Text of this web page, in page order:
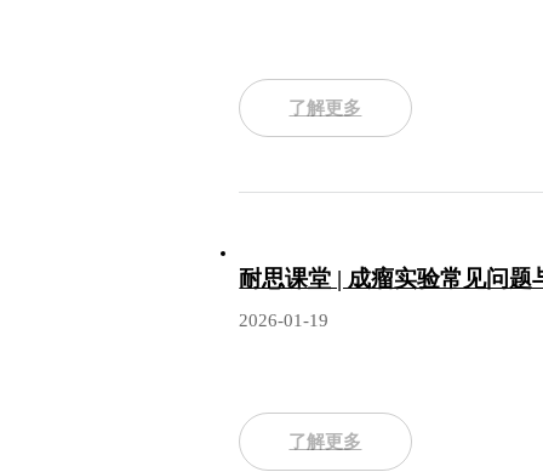
了解更多
耐思课堂 | 成瘤实验常见问题
2026-01-19
了解更多